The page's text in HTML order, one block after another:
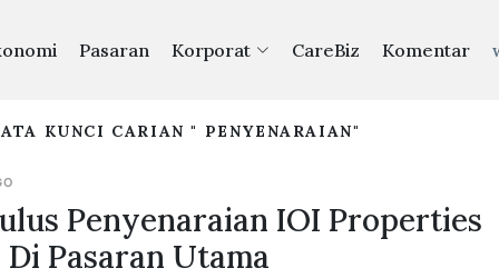
Pasaran Korporat CareBiz Komentar
KUNCI CARIAN " PENYENARAIAN"
Penyenaraian IOI Properties
Di Pasaran Utama